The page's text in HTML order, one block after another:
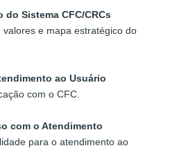
Sistema CFC/CRCs
e mapa estratégico do
ao Usuário
com o CFC.
com o Atendimento
para o atendimento ao